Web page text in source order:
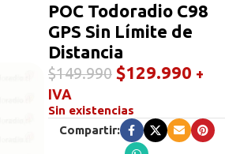
POC Todoradio C98
GPS Sin Límite de
Distancia
$149.990 $129.990 +
IVA
Sin existencias
Compartir: